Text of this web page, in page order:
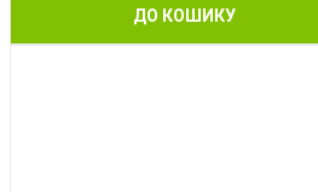
ДО КОШИКУ